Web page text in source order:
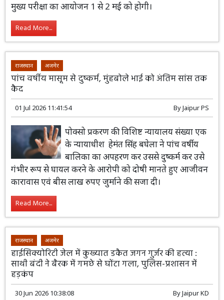
मुख्य परीक्षा का आयोजन 1 से 2 मई को होगी।
Read More...
राजस्थान अजमेर
पांच वर्षीय मासूम से दुष्कर्म, मुंहबोले भाई को अंतिम सांस तक
कैद
01 Jul 2026 11:41:54 ByJaipur PS
पोक्सो प्रकरण की विशिष्ट न्यायालय संख्या एक
के न्यायाधीश हेमंत सिंह बघेला ने पांच वर्षीय
बालिका का अपहरण कर उससे दुष्कर्म कर उसे
गंभीर रूप से घायल करने के आरोपी को दोषी मानते हुए आजीवन
कारावास एवं बीस लाख रुपए जुर्माने की सजा दी।
Read More...
राजस्थान अजमेर
हाईसिक्योरिटी जेल में कुख्यात डकैत जगन गुर्जर की हत्या :
साथी बंदी ने बैरक में गमछे से घोंटा गला, पुलिस-प्रशासन में
हड़कंप
30 Jun 2026 10:38:08 ByJaipur KD